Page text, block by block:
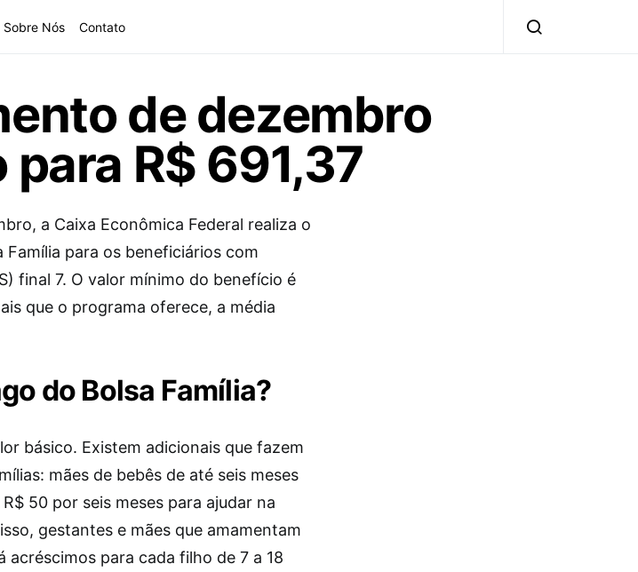
Sobre Nós Contato
de dezembro
R$ 691,37
a Caixa Econômica Federal realiza o
para os beneficiários com
final 7. O valor mínimo do benefício é
que o programa oferece, a média
do Bolsa Família?
básico. Existem adicionais que fazem
mães de bebês de até seis meses
50 por seis meses para ajudar na
gestantes e mães que amamentam
acréscimos para cada filho de 7 a 18